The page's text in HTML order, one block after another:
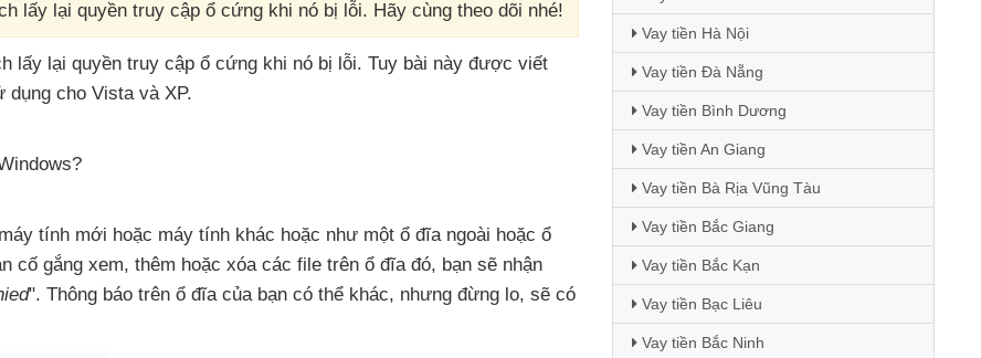
lấy lại quyền truy cập ổ cứng khi nó bị lỗi. Hãy cùng theo dõi nhé!
lấy lại quyền truy cập ổ cứng khi nó bị lỗi. Tuy bài này được viết
dụng cho Vista và XP.
tính mới hoặc máy tính khác hoặc như một ổ đĩa ngoài hoặc ổ
cố gắng xem, thêm hoặc xóa các file trên ổ đĩa đó, bạn sẽ nhận
". Thông báo trên ổ đĩa của bạn có thể khác, nhưng đừng lo, sẽ có
Vay tiền Hà Nội
Vay tiền Đà Nẵng
Vay tiền Bình Dương
Vay tiền An Giang
Vay tiền Bà Rịa Vũng Tàu
Vay tiền Bắc Giang
Vay tiền Bắc Kạn
Vay tiền Bạc Liêu
Vay tiền Bắc Ninh